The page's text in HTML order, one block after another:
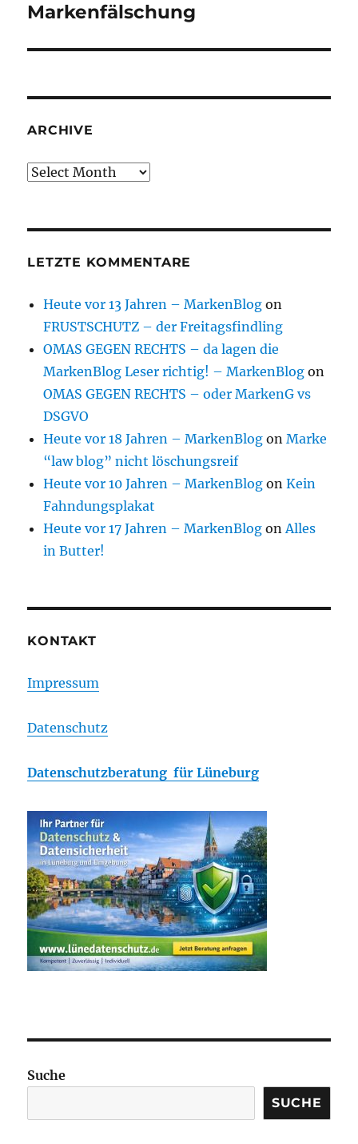
post:
Markenfälschung
ARCHIVE
Archive
LETZTE KOMMENTARE
Heute vor 13 Jahren – MarkenBlog on
FRUSTSCHUTZ – der Freitagsfindling
OMAS GEGEN RECHTS – da lagen die
MarkenBlog Leser richtig! – MarkenBlog on
OMAS GEGEN RECHTS – oder MarkenG vs
DSGVO
Heute vor 18 Jahren – MarkenBlog onMarke
“law blog” nicht löschungsreif
Heute vor 10 Jahren – MarkenBlog onKein
Fahndungsplakat
Heute vor 17 Jahren – MarkenBlog onAlles
in Butter!
KONTAKT
Impressum
Datenschutz
Datenschutzberatung für Lüneburg
Suche
SUCHE